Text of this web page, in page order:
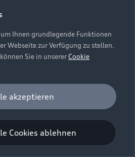
Data Act
bei allen Abbildungen auf dieser
Ihnen grundlegende Funktionen
Webseite zur Verfügung zu stellen.
Sie in unsererCookie
Informationen
genutzt wird (z. B.
Diese Cookies
der Webseite verwendet.
Cookies ablehnen
akzeptieren